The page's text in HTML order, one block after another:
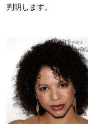
判明します。